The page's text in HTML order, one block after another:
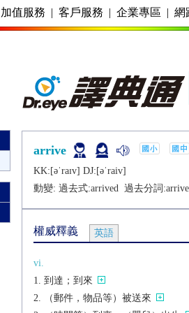
加值服務 | 客戶服務 | 企業專區 | 網
arrive
KK:[ǝˈraɪv] DJ:[ǝˈraiv]
動變: 過去式:arrived 過去分詞:
權威釋義 英語
vi.
到達；到來
（郵件，物品等）被送來